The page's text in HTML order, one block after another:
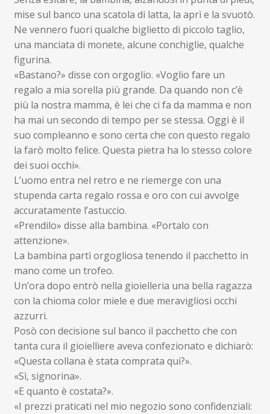
mise sul banco una scatola di latta, la aprì e la svuotò.
Ne vennero fuori qualche biglietto di piccolo taglio,
una manciata di monete, alcune conchiglie, qualche
figurina.
«Bastano?» disse con orgoglio. «Voglio fare un
regalo a mia sorella più grande. Da quando non c’è
più la nostra mamma, è lei che ci fa da mamma e non
ha mai un secondo di tempo per se stessa. Oggi è il
suo compleanno e sono certa che con questo regalo
la farò molto felice. Questa pietra ha lo stesso colore
dei suoi occhi».
L’uomo entra nel retro e ne riemerge con una
stupenda carta regalo rossa e oro con cui avvolge
accuratamente l’astuccio.
«Prendilo» disse alla bambina. «Portalo con
attenzione».
La bambina partì orgogliosa tenendo il pacchetto in
mano come un trofeo.
Un’ora dopo entrò nella gioielleria una bella ragazza
con la chioma color miele e due meravigliosi occhi
azzurri.
Posò con decisione sul banco il pacchetto che con
tanta cura il gioielliere aveva confezionato e dichiarò:
«Questa collana è stata comprata qui?».
«Sì, signorina».
«E quanto è costata?».
«I prezzi praticati nel mio negozio sono confidenziali: